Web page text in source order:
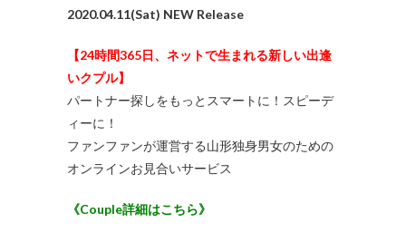
2020.04.11(Sat) NEW Release
【24時間365日、ネットで生まれる新しい出逢
いクプル】
パートナー探しをもっとスマートに！スピーデ
ィーに！
ファンファンが運営する山形独身男女のための
オンラインお見合いサービス
《Couple詳細はこちら》